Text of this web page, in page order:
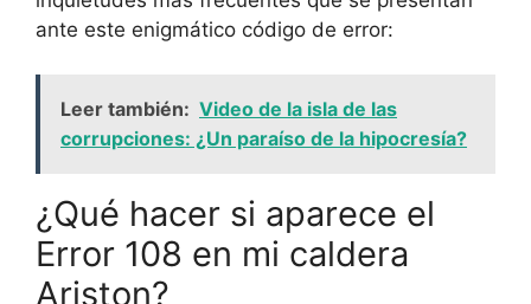
ante este enigmático código de error:
Leer también: Video de la isla de las
corrupciones: ¿Un paraíso de la hipocresía?
¿Qué hacer si aparece el
Error 108 en mi caldera
Ariston?